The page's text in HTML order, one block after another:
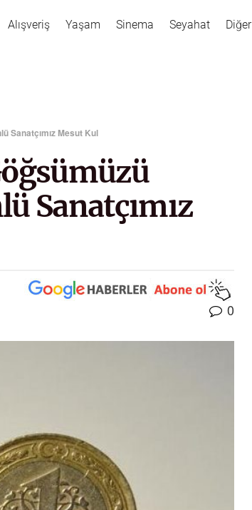
Alışveriş Yaşam Sinema Seyahat Diğer
Sanatçımız Mesut Kul
Sanatçımız
0